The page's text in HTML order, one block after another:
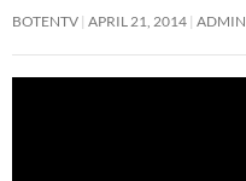
BOTENTV APRIL 21, 2014 ADMIN